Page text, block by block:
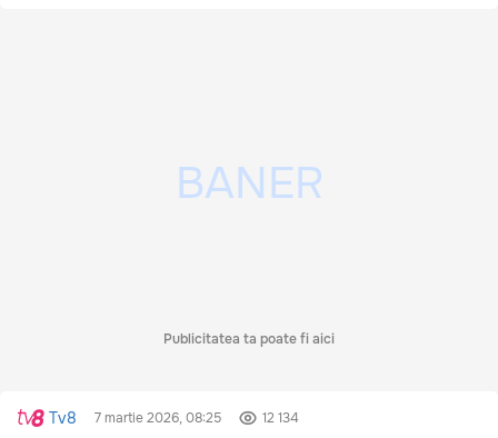
Publicitatea ta poate fi aici
Tv8 7 martie 2026, 08:25 12 134